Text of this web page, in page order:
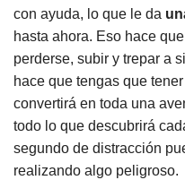
con ayuda, lo que le da
hasta ahora. Eso hace
perderse, subir y trepar a
hace que tengas que
convertirá en toda una
todo lo que descubrirá
segundo de distracción
realizando algo peligroso.